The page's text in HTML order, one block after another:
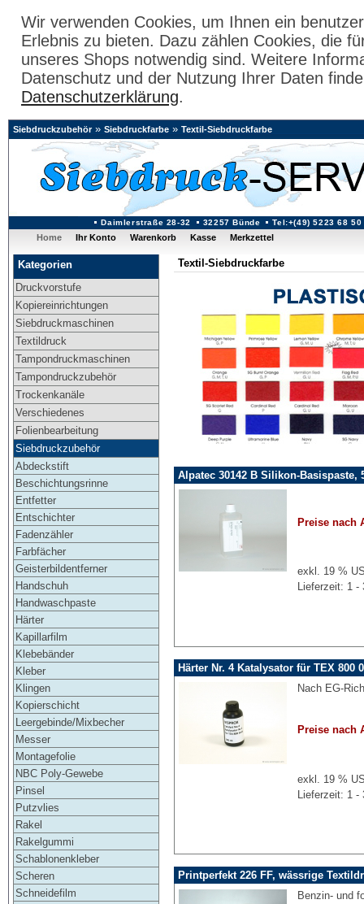
Wir verwenden Cookies, um Ihnen ein
Erlebnis zu bieten. Dazu zählen Cookies, die
unseres Shops notwendig sind. Weitere
Datenschutz und der Nutzung Ihrer Daten
Datenschutzerklärung.
Daimlerstraße 28-32 32257 Bünde Tel:+(49) 5223 68 50
Siebdruckzubehör» Siebdruckfarbe » Textil-Siebdruckfarbe
Home Ihr Konto Warenkorb Kasse Merkzettel
Kategorien
Druckvorstufe
Kopiereinrichtungen
Siebdruckmaschinen
Textildruck
Tampondruckmaschinen
Tampondruckzubehör
Trockenkanäle
Verschiedenes
Folienbearbeitung
Siebdruckzubehör
Abdeckstift
Beschichtungsrinne
Entfetter
Entschichter
Fadenzähler
Farbfächer
Geisterbildentferner
Handschuh
Handwaschpaste
Härter
Kapillarfilm
Klebebänder
Kleber
Klingen
Kopierschicht
Leergebinde/Mixbecher
Messer
Montagefolie
NBC Poly-Gewebe
Pinsel
Putzvlies
Rakel
Rakelgummi
Schablonenkleber
Scheren
Schneidefilm
Textil-Siebdruckfarbe
Alpatec 30142 B Silikon-Basispaste,
Preise nach
exkl. 19 %
Lieferzeit: 1 -
Härter Nr. 4 Katalysator für TEX 800
Nach EG-
Preise nach
exkl. 19 %
Lieferzeit: 1 -
Printperfekt 226 FF, wässrige
Benzin- und